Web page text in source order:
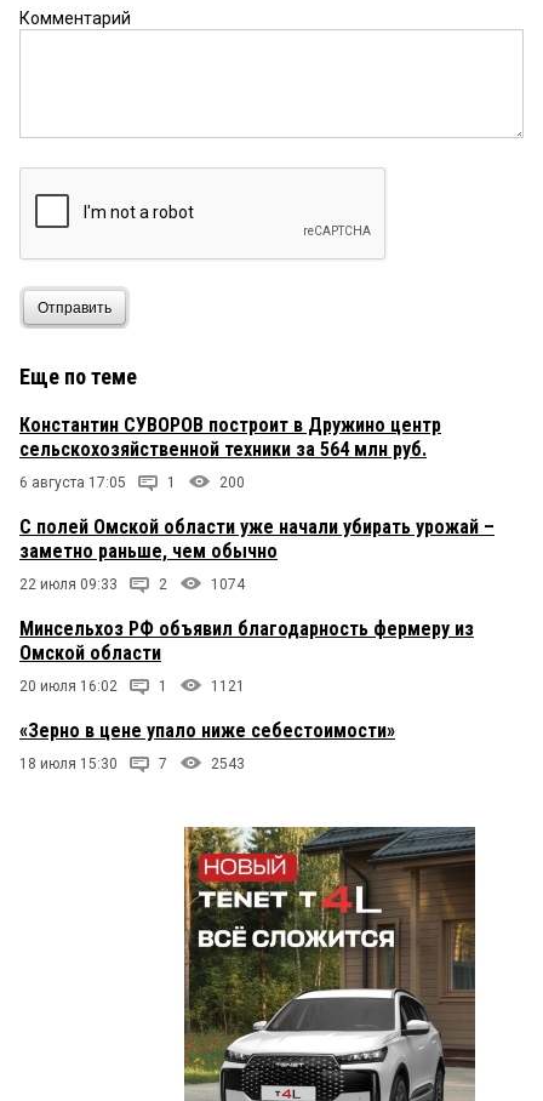
поля,,,,,
Даже не знаю, что я пишу в подобных случаях?!
Комментарий
Отправить
Еще по теме
Константин СУВОРОВ построит в Дружино центр
сельскохозяйственной техники за 564 млн руб.
6 августа 17:05 1 200
С полей Омской области уже начали убирать урожай –
заметно раньше, чем обычно
22 июля 09:33 2 1074
Минсельхоз РФ объявил благодарность фермеру из
Омской области
20 июля 16:02 1 1121
«Зерно в цене упало ниже себестоимости»
18 июля 15:30 7 2543